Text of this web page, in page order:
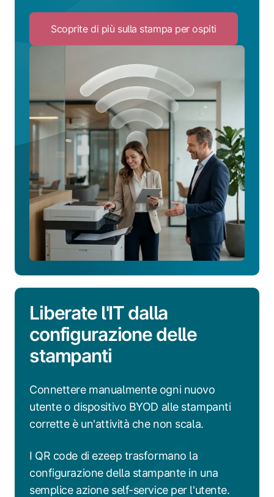
Scoprite di più sulla stampa per ospiti
to
più
sulla
per
ospiti
Liberate l'IT dalla
configurazione delle
stampanti
Connettere manualmente ogni nuovo
utente o dispositivo BYOD alle stampanti
corrette è un'attività che non scala.
I QR code di ezeep trasformano la
configurazione della stampante in una
semplice azione self-service per l'utente.